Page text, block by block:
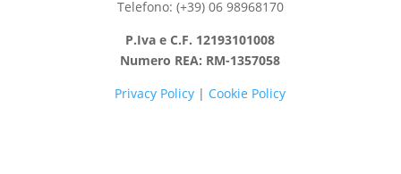
Telefono: (+39) 06 98968170
P.Iva e C.F. 12193101008
Numero REA: RM-1357058
Privacy Policy | Cookie Policy